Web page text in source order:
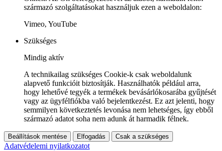
származó szolgáltatásokat használjuk ezen a weboldalon:
Vimeo, YouTube
Szükséges
Mindig aktív
A technikailag szükséges Cookie-k csak weboldalunk
alapvető funkcióit biztosítják. Használhatók például arra,
hogy lehetővé tegyék a termékek bevásárlókosarába gyűjtését
vagy az ügyfélfiókba való bejelentkezést. Ez azt jelenti, hogy
semmilyen következtetés levonása nem lehetséges, így ebből
származó adatot soha nem adunk át harmadik félnek.
Beállítások mentése Elfogadás Csak a szükséges
Adatvédelemi nyilatkozatot